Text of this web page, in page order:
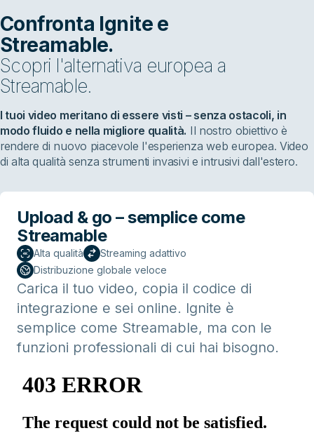
Confronta Ignite e
Streamable.
Scopri l'alternativa europea a
Streamable.
I tuoi video meritano di essere visti – senza ostacoli, in
modo fluido e nella migliore qualità. Il nostro obiettivo è
rendere di nuovo piacevole l'esperienza web europea. Video
di alta qualità senza strumenti invasivi e intrusivi dall'estero.
Upload & go – semplice come
Streamable
Alta qualità
Streaming adattivo
Distribuzione globale veloce
Carica il tuo video, copia il codice di
integrazione e sei online. Ignite è
semplice come Streamable, ma con le
funzioni professionali di cui hai bisogno.